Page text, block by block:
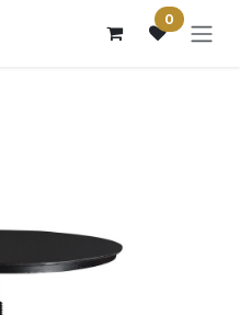
0